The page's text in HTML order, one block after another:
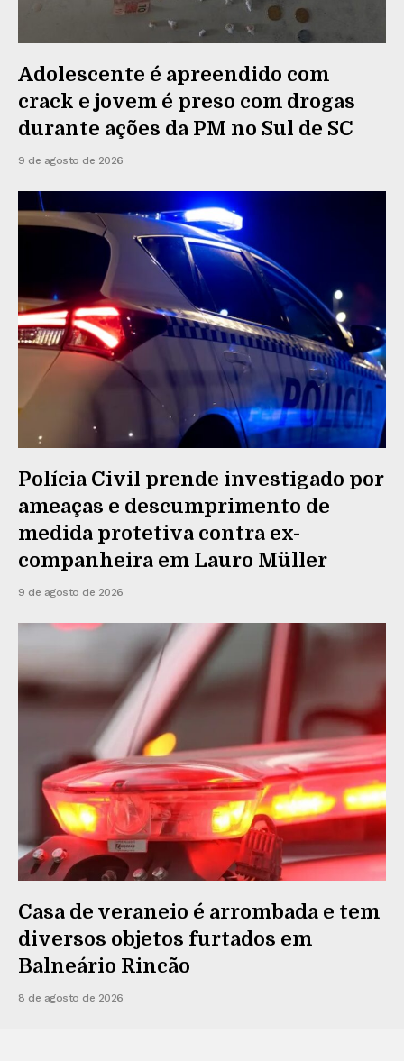
Adolescente é apreendido com
crack e jovem é preso com drogas
durante ações da PM no Sul de SC
9 de agosto de 2026
Polícia Civil prende investigado por
ameaças e descumprimento de
medida protetiva contra ex-
companheira em Lauro Müller
9 de agosto de 2026
Casa de veraneio é arrombada e tem
diversos objetos furtados em
Balneário Rincão
8 de agosto de 2026